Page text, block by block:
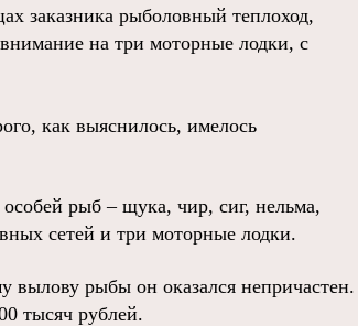
заказника рыболовный теплоход,
на три моторные лодки, с
как выяснилось, имелось
рыб – щука, чир, сиг, нельма,
сетей и три моторные лодки.
вылову рыбы он оказался непричастен.
тысяч рублей.